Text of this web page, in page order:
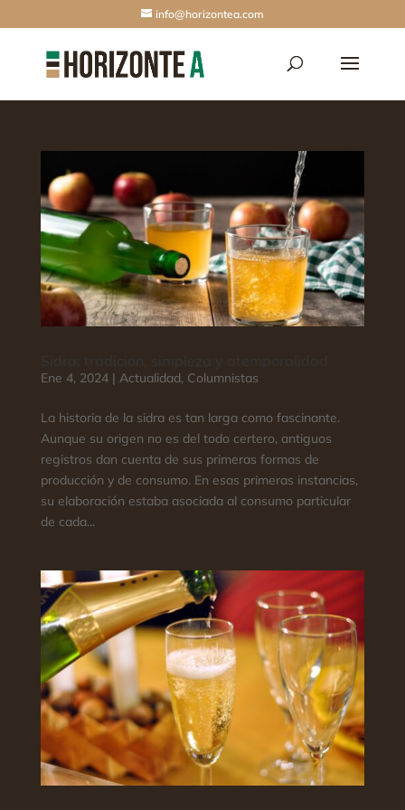
info@horizontea.com
Ene 4, 2024| Actualidad, Columnistas
La historia de la sidra es tan larga como fascinante.
Aunque su origen no es del todo certero, antiguos
registros dan cuenta de sus primeras formas de
producción y de consumo. En esas primeras instancias,
su elaboración estaba asociada al consumo particular
de cada...